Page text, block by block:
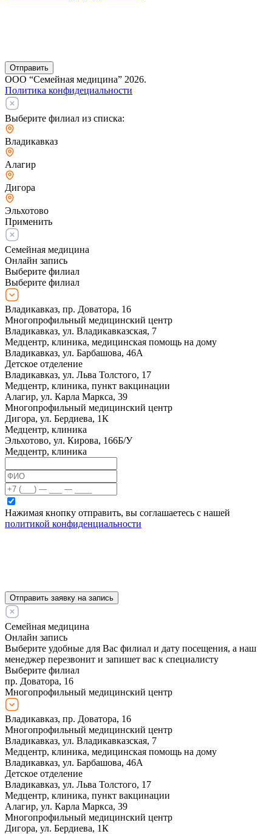
Отправить
ООО “Семейная медицина” 2026.
Политика конфидециальности
Выберите филиал из списка:
Владикавказ
Алагир
Дигора
Эльхотово
Применить
Семейная медицина
Онлайн запись
Выберите филиал
Выберите филиал
Владикавказ, пр. Доватора, 16
Многопрофильный медицинский центр
Владикавказ, ул. Владикавказская, 7
Медцентр, клиника, медицинская помощь на дому
Владикавказ, ул. Барбашова, 46А
Детское отделение
Владикавказ, ул. Льва Толстого, 17
Медцентр, клиника, пункт вакцинации
Алагир, ул. Карла Маркса, 39
Многопрофильный медицинский центр
Дигора, ул. Бердиева, 1К
Медцентр, клиника
Эльхотово, ул. Кирова, 166Б/У
Медцентр, клиника
Нажимая кнопку отправить, вы соглашаетесь с нашей
политикой конфиденциальности
Отправить заявку на запись
Семейная медицина
Онлайн запись
Выберите удобные для Вас филиал и дату посещения, а наш
менеджер перезвонит и запишет вас к специалисту
Выберите филиал
пр. Доватора, 16
Многопрофильный медицинский центр
Владикавказ, пр. Доватора, 16
Многопрофильный медицинский центр
Владикавказ, ул. Владикавказская, 7
Медцентр, клиника, медицинская помощь на дому
Владикавказ, ул. Барбашова, 46А
Детское отделение
Владикавказ, ул. Льва Толстого, 17
Медцентр, клиника, пункт вакцинации
Алагир, ул. Карла Маркса, 39
Многопрофильный медицинский центр
Дигора, ул. Бердиева, 1К